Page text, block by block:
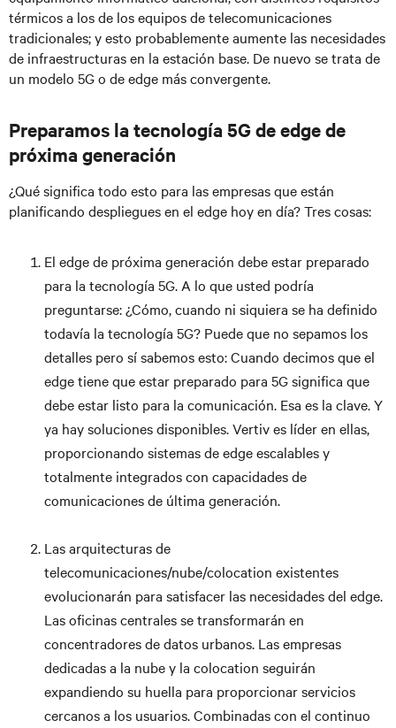
térmicos a los de los equipos de telecomunicaciones
tradicionales; y esto probablemente aumente las necesidades
de infraestructuras en la estación base. De nuevo se trata de
un modelo 5G o de edge más convergente.
Preparamos la tecnología 5G de edge de
próxima generación
¿Qué significa todo esto para las empresas que están
planificando despliegues en el edge hoy en día? Tres cosas:
El edge de próxima generación debe estar preparado
para la tecnología 5G. A lo que usted podría
preguntarse: ¿Cómo, cuando ni siquiera se ha definido
todavía la tecnología 5G? Puede que no sepamos los
detalles pero sí sabemos esto: Cuando decimos que el
edge tiene que estar preparado para 5G significa que
debe estar listo para la comunicación. Esa es la clave. Y
ya hay soluciones disponibles. Vertiv es líder en ellas,
proporcionando sistemas de edge escalables y
totalmente integrados con capacidades de
comunicaciones de última generación.
Las arquitecturas de
telecomunicaciones/nube/colocation existentes
evolucionarán para satisfacer las necesidades del edge.
Las oficinas centrales se transformarán en
concentradores de datos urbanos. Las empresas
dedicadas a la nube y la colocation seguirán
expandiendo su huella para proporcionar servicios
cercanos a los usuarios. Combinadas con el continuo